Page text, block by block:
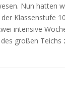
Nun hatten
Klassenstufe
intensive
großen Teichs